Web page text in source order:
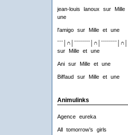
jean-louis lanoux sur
Mille
une
l'amigosur Mille et une
sur
Mille et une
Anisur Mille et une
Biffaud sur Mille et une
Animulinks
Agence eureka
All tomorrow’s girls